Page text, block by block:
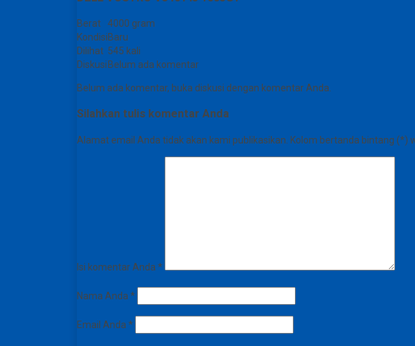
Berat
4000 gram
KondisiBaru
Dilihat 545 kali
Diskusi Belum ada komentar
Belum ada komentar, buka diskusi dengan komentar Anda.
Silahkan tulis komentar Anda
Alamat email Anda tidak akan kami publikasikan. Kolom bertanda bintang (*)
Isi komentar Anda *
Nama Anda *
Email Anda *